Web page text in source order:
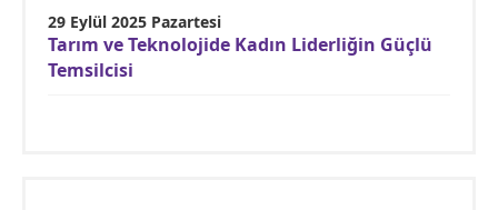
29 Eylül 2025 Pazartesi
Tarım ve Teknolojide Kadın Liderliğin Güçlü
Temsilcisi